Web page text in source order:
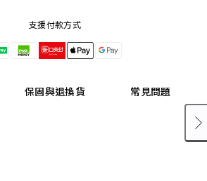
支援付款方式
保固與退換貨 常見問題